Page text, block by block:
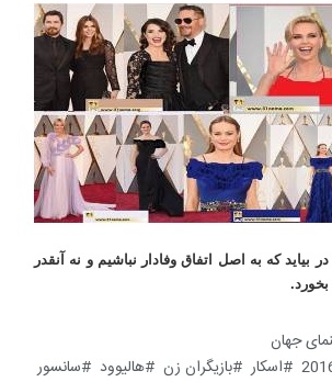
بیاید که به اصل اتفاق وفادار نباشیم و نه آنقدر
.
جهان
اسکار بازیگران زن هالیوود
سانسور